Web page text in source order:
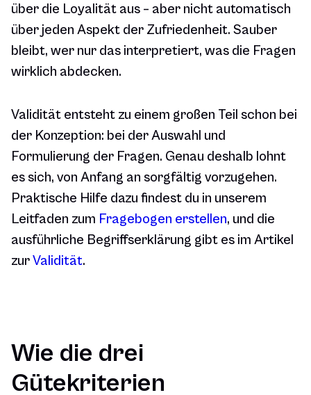
über die Loyalität aus – aber nicht automatisch
über jeden Aspekt der Zufriedenheit. Sauber
bleibt, wer nur das interpretiert, was die Fragen
wirklich abdecken.
Validität entsteht zu einem großen Teil schon bei
der Konzeption: bei der Auswahl und
Formulierung der Fragen. Genau deshalb lohnt
es sich, von Anfang an sorgfältig vorzugehen.
Praktische Hilfe dazu findest du in unserem
Leitfaden zum Fragebogen erstellen, und die
ausführliche Begriffserklärung gibt es im Artikel
zurValidität.
Wie die drei
Gütekriterien